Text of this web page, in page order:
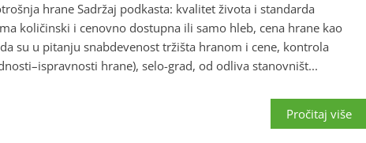
hrane Sadržaj podkasta: kvalitet života i standarda
količinski i cenovno dostupna ili samo hleb, cena hrane kao
su u pitanju snabdevenost tržišta hranom i cene, kontrola
hrane), selo-grad, od odliva stanovništ...
Pročitaj više